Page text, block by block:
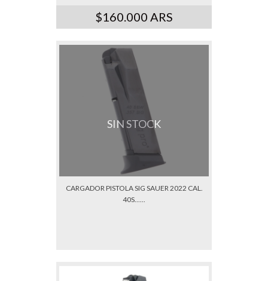
$160.000 ARS
SIN STOCK
CARGADOR PISTOLA SIG SAUER 2022 CAL.
40S......